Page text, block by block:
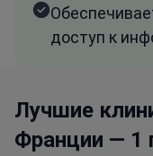
доступ к
Лучшие
Франции — 1